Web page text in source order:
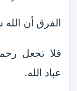
الفرق أن
فلا تجعل
عباد الله.